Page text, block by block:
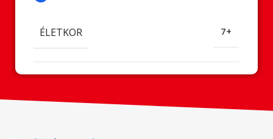
ÉLETKOR 7+